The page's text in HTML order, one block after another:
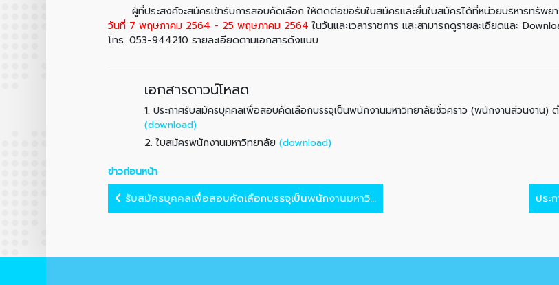
ผู้ที่ประสงค์จะสมัครเข้ารับการสอบคัดเลือก ให้ติดต่อขอรับใบสมัครและยื่นใบสมัครได้ที่หน่วยบริหารทรัพ
วันที่ 7 พฤษภาคม 2564 - 25 พฤษภาคม 2564 ในวันและเวลาราชการ และสามารถดูรายละเอียดและ
โทร. 053-944210 รายละเอียดตามเอกสารดังแนบ
เอกสารดาวน์โหลด
1.ประกาศรับสมัครบุคคลเพื่อสอบคัดเลือกบรรจุเป็นพนักงานมหาวิทยาลัยชั่วคราว (พนักงานส่วนงาน)
(download)
2.ใบสมัครพนักงานมหาวิทยาลัย (download)
ข่าวก่อนหน้า
รับสมัครบุคคลเพื่อสอบคัดเลือกบรรจุเป็นพนักงานมหาวิ...
ประ